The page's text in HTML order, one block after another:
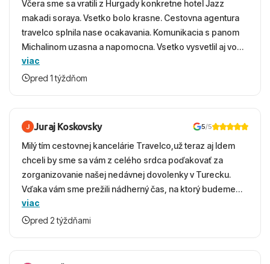
makadi soraya. Vsetko bolo krasne. Cestovna agentura
travelco splnila nase ocakavania. Komunikacia s panom
Michalinom uzasna a napomocna. Vsetko vysvetlil aj vo
vecernych hodinach zaco sa ospravedlnujem. Hotel
krasny, cisty. Sluzby top. Strava, prostredie, more,
snorchlovanie. Dakujeme velmi pekne S pozdravom
viac
pred 1 týždňom
Juraj Koskovsky 5 /5
Milý tím cestovnej kancelárie Travelco,už teraz aj Idem
chceli by sme sa vám z celého srdca poďakovať za
zorganizovanie našej nedávnej dovolenky v Turecku.
Vďaka vám sme prežili nádherný čas, na ktorý budeme
ešte dlho s úsmevom spomínať. ​Všetko prebehlo
absolútne hladko – od prvotného výberu zájazdu, cez
ochotnú komunikáciu, až po samotný transfer a pobyt. ​
viac
pred 2 týždňami